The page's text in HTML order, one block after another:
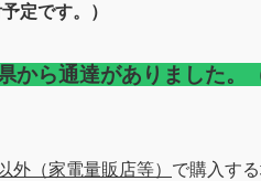
定です。）
から通達がありました。
以外（家電量販店等） で購入す